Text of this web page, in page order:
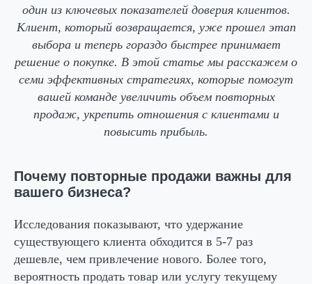
один из ключевых показателей доверия клиентов.
Клиент, который возвращается, уже прошел этап
выбора и теперь гораздо быстрее принимает
решение о покупке. В этой статье мы расскажем о
семи эффективных стратегиях, которые помогут
вашей команде увеличить объем повторных
продаж, укрепить отношения с клиентами и
повысить прибыль.
Почему повторные продажи важны для
вашего бизнеса?
Исследования показывают, что удержание
существующего клиента обходится в 5-7 раз
дешевле, чем привлечение нового. Более того,
вероятность продать товар или услугу текущему